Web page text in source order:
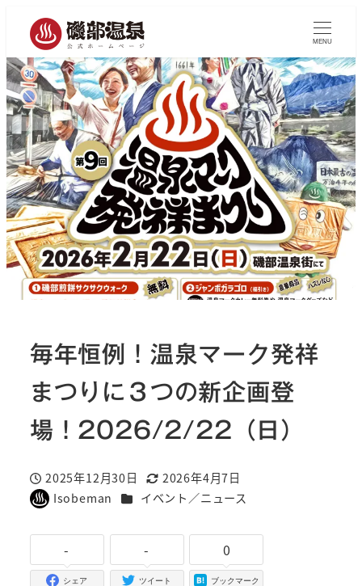
MENU
毎年恒例！温泉マーク発祥
まつりに３つの新企画登
場！2026/2/22（日）
投稿日
2025年12月30日
更新日
2026年4月7日
著
Isobeman カテゴリー
イベント／ニュース
-
シェア
-
ツイート
0
ブックマーク